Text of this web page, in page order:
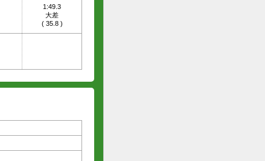
1:49.3
大差
( 35.8)